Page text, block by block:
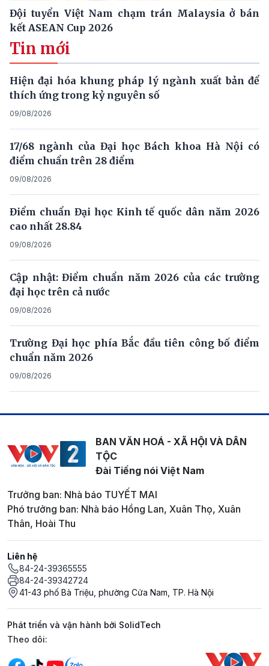
Đội tuyển Việt Nam chạm trán Malaysia ở bán
kết ASEAN Cup 2026
Tin mới
Hiện đại hóa khung pháp lý ngành xuất bản để
thích ứng trong kỷ nguyên số
09/08/2026
17/68 ngành của Đại học Bách khoa Hà Nội có
điểm chuẩn trên 28 điểm
09/08/2026
Điểm chuẩn Đại học Kinh tế quốc dân năm 2026
cao nhất 28.84
09/08/2026
Cập nhật: Điểm chuẩn năm 2026 của các trường
đại học trên cả nước
09/08/2026
Trường Đại học phía Bắc đầu tiên công bố điểm
chuẩn năm 2026
09/08/2026
BAN VĂN HOÁ - XÃ HỘI VÀ DÂN
TỘC
Đài Tiếng nói Việt Nam
Trưởng ban: Nhà báo TUYẾT MAI
Phó trưởng ban: Nhà báo Hồng Lan, Xuân Thọ, Xuân
Thân, Hoài Thu
Liên hệ
84-24-39365555
84-24-39342724
41-43 phố Bà Triệu, phường Cửa Nam, TP. Hà Nội
Phát triển và vận hành bởi SolidTech
Mạng xã hội
Theo dõi: